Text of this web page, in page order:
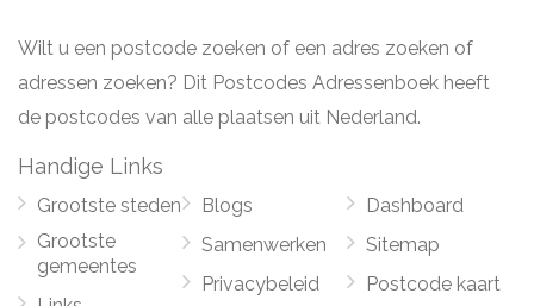
Wilt u een postcode zoeken of een adres zoeken of
adressen zoeken? Dit Postcodes Adressenboek heeft
de postcodes van alle plaatsen uit Nederland.
Handige Links
Grootste steden
Grootste
gemeentes
Blogs
Samenwerken
Privacybeleid
Dashboard
Sitemap
Postcode kaart